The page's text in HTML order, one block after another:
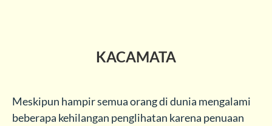
KACAMATA
Meskipun hampir semua orang di dunia mengalami
beberapa kehilangan penglihatan karena penuaan